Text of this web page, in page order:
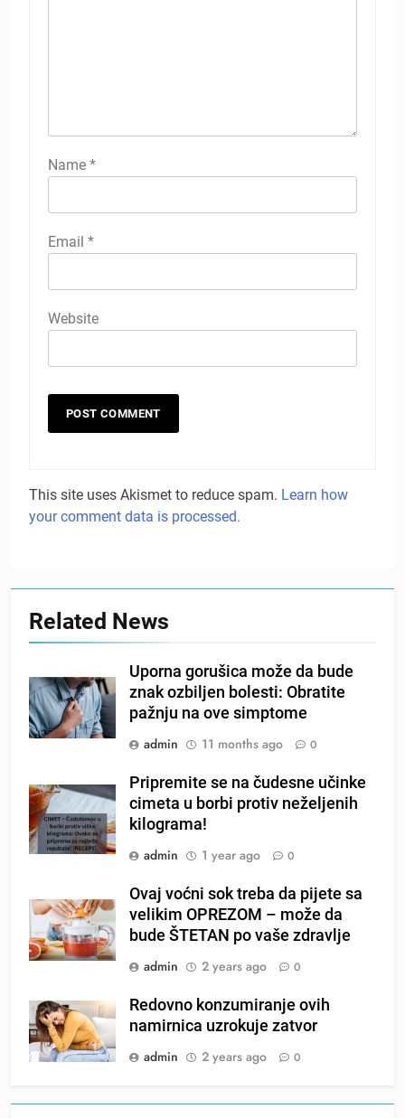
Name *
Email *
Website
This site uses Akismet to reduce spam. Learn how
your comment data is processed.
Related News
Uporna gorušica može da bude
znak ozbiljen bolesti: Obratite
pažnju na ove simptome
admin
11 months ago 0
Pripremite se na čudesne učinke
cimeta u borbi protiv neželjenih
kilograma!
admin
1 year ago 0
Ovaj voćni sok treba da pijete sa
velikim OPREZOM – može da
bude ŠTETAN po vaše zdravlje
admin
2 years ago 0
Redovno konzumiranje ovih
namirnica uzrokuje zatvor
admin
2 years ago 0